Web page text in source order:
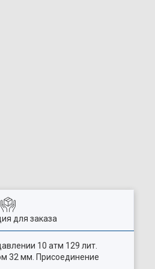
для заказа
10 атм 129 лит.
32 мм. Присоединение